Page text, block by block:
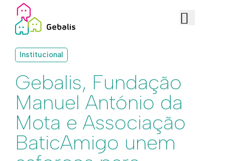
Institucional
Gebalis, Fundação
Manuel António da
Mota e Associação
BaticAmigo unem